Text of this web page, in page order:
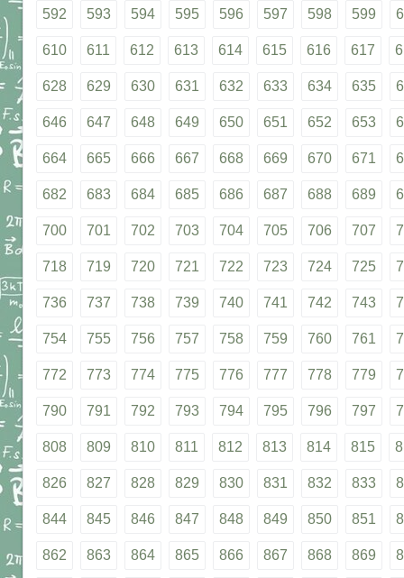
592 593 594 595 596 597 598 599
610 611 612 613 614 615 616 617
628 629 630 631 632 633 634 635
646 647 648 649 650 651 652 653
664 665 666 667 668 669 670 671
682 683 684 685 686 687 688 689
700 701 702 703 704 705 706 707
718 719 720 721 722 723 724 725
736 737 738 739 740 741 742 743
754 755 756 757 758 759 760 761
772 773 774 775 776 777 778 779
790 791 792 793 794 795 796 797
808 809 810 811 812 813 814 815
826 827 828 829 830 831 832 833
844 845 846 847 848 849 850 851
862 863 864 865 866 867 868 869